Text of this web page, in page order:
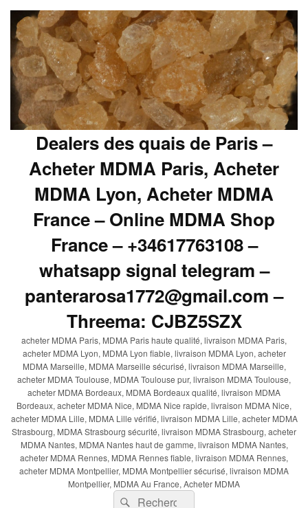
Dealers des quais de Paris –
Acheter MDMA Paris, Acheter
MDMA Lyon, Acheter MDMA
France – Online MDMA Shop
France – +34617763108 –
whatsapp signal telegram –
panterarosa1772@gmail.com –
Threema: CJBZ5SZX
acheter MDMA Paris, MDMA Paris haute qualité, livraison MDMA Paris,
acheter MDMA Lyon, MDMA Lyon fiable, livraison MDMA Lyon, acheter
MDMA Marseille, MDMA Marseille sécurisé, livraison MDMA Marseille,
acheter MDMA Toulouse, MDMA Toulouse pur, livraison MDMA Toulouse,
acheter MDMA Bordeaux, MDMA Bordeaux qualité, livraison MDMA
Bordeaux, acheter MDMA Nice, MDMA Nice rapide, livraison MDMA Nice,
acheter MDMA Lille, MDMA Lille vérifié, livraison MDMA Lille, acheter MDMA
Strasbourg, MDMA Strasbourg sécurité, livraison MDMA Strasbourg, acheter
MDMA Nantes, MDMA Nantes haut de gamme, livraison MDMA Nantes,
acheter MDMA Rennes, MDMA Rennes fiable, livraison MDMA Rennes,
acheter MDMA Montpellier, MDMA Montpellier sécurisé, livraison MDMA
Montpellier, MDMA Au France, Acheter MDMA
Recherche :
Rechercher